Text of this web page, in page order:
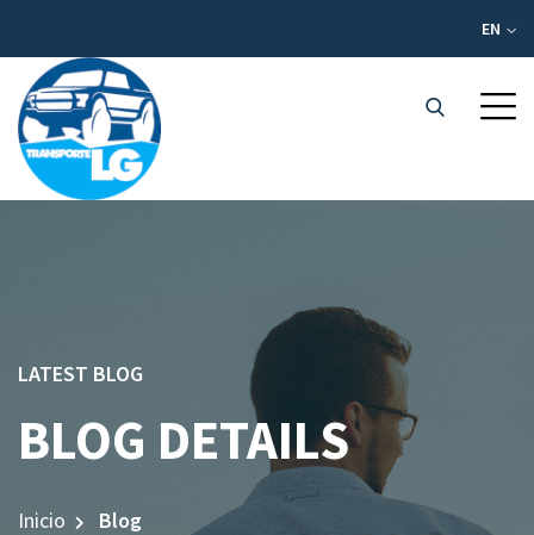
EN
LATEST BLOG
BLOG DETAILS
Inicio Blog